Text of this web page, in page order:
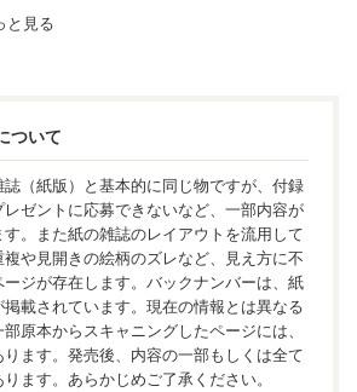
と見る
ついて
（紙版）と基本的に同じ物ですが、付録
ゼントに応募できないなど、一部内容が
。また紙の雑誌のレイアウトを流用して
や見開きの絵柄のズレなど、見え方に不
ジが存在します。バックナンバーは、紙
載されています。現在の情報とは異なる
原本からスキャニングしたページには、
ます。発売後、内容の一部もしくは全て
ます。あらかじめご了承ください。